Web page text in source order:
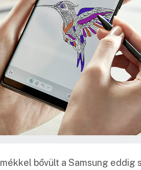
bővült a Samsung eddig